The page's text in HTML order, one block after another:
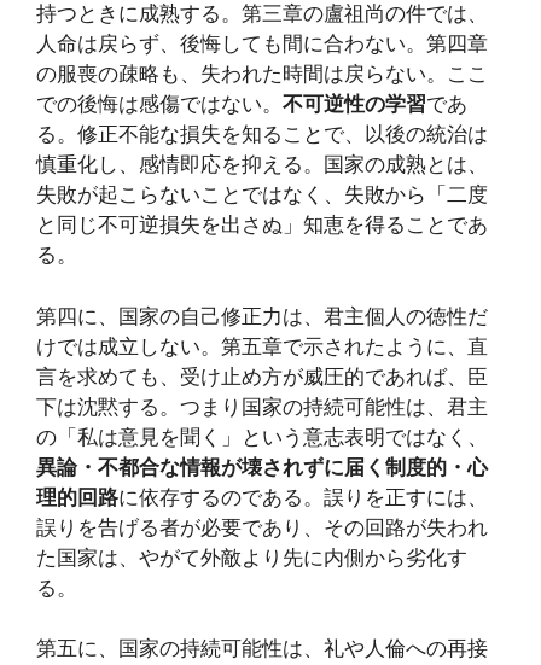
持つときに成熟する。第三章の盧祖尚の件では、
人命は戻らず、後悔しても間に合わない。第四章
の服喪の疎略も、失われた時間は戻らない。ここ
での後悔は感傷ではない。 不可逆性の学習であ
る。修正不能な損失を知ることで、以後の統治は
慎重化し、感情即応を抑える。国家の成熟とは、
失敗が起こらないことではなく、失敗から「二度
と同じ不可逆損失を出さぬ」知恵を得ることであ
る。
第四に、国家の自己修正力は、君主個人の徳性だ
けでは成立しない。第五章で示されたように、直
言を求めても、受け止め方が威圧的であれば、臣
下は沈黙する。つまり国家の持続可能性は、君主
の「私は意見を聞く」という意志表明ではなく、
異論・不都合な情報が壊されずに届く制度的・心
理的回路に依存するのである。誤りを正すには、
誤りを告げる者が必要であり、その回路が失われ
た国家は、やがて外敵より先に内側から劣化す
る。
第五に、国家の持続可能性は、礼や人倫への再接